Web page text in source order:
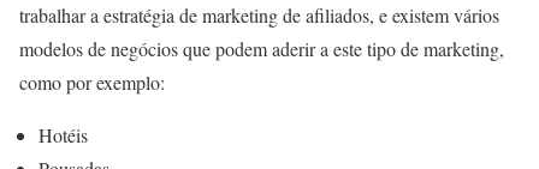
trabalhar a estratégia de marketing de afiliados, e existem vários
modelos de negócios que podem aderir a este tipo de marketing,
como por exemplo:
Hotéis